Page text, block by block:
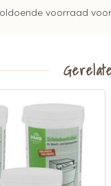
voorraad